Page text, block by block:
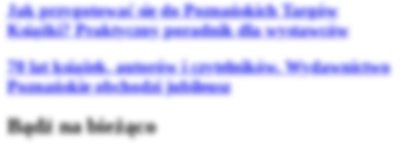
Jak przygotować się do Poznańskich Targów
Książki? Praktyczny poradnik dla wystawców
70 lat książek, autorów i czytelników. Wydawnictwo
Poznańskie obchodzi jubileusz
Bądź na bieżąco